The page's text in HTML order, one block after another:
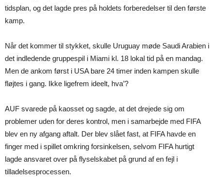
tidsplan, og det lagde pres på holdets forberedelser til den første
kamp.
Når det kommer til stykket, skulle Uruguay møde Saudi Arabien i
det indledende gruppespil i Miami kl. 18 lokal tid på en mandag.
Men de ankom først i USA bare 24 timer inden kampen skulle
fløjtes i gang. Ikke ligefrem ideelt, hva’?
AUF svarede på kaosset og sagde, at det drejede sig om
problemer uden for deres kontrol, men i samarbejde med FIFA
blev en ny afgang aftalt. Der blev slået fast, at FIFA havde en
finger med i spillet omkring forsinkelsen, selvom FIFA hurtigt
lagde ansvaret over på flyselskabet på grund af en fejl i
tilladelsesprocessen.